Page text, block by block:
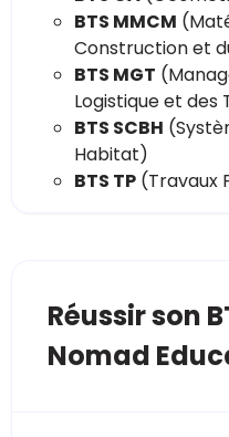
BTS MMCM
Construction et
BTS MGT
Logistique et
BTS SCBH
Habitat)
BTS TP (Travaux
Réussir son
Nomad